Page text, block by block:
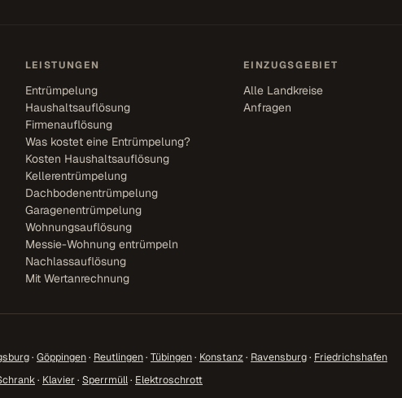
LEISTUNGEN
Entrümpelung
Haushaltsauflösung
Firmenauflösung
Was kostet eine Entrümpelung?
Kosten Haushaltsauflösung
Kellerentrümpelung
Dachbodenentrümpelung
Garagenentrümpelung
Wohnungsauflösung
Messie-Wohnung entrümpeln
Nachlassauflösung
Mit Wertanrechnung
EINZUGSGEBIET
Alle Landkreise
Anfragen
· Göppingen· Reutlingen· Tübingen· Konstanz· Ravensburg· Friedrichshafen
· Klavier · Sperrmüll· Elektroschrott